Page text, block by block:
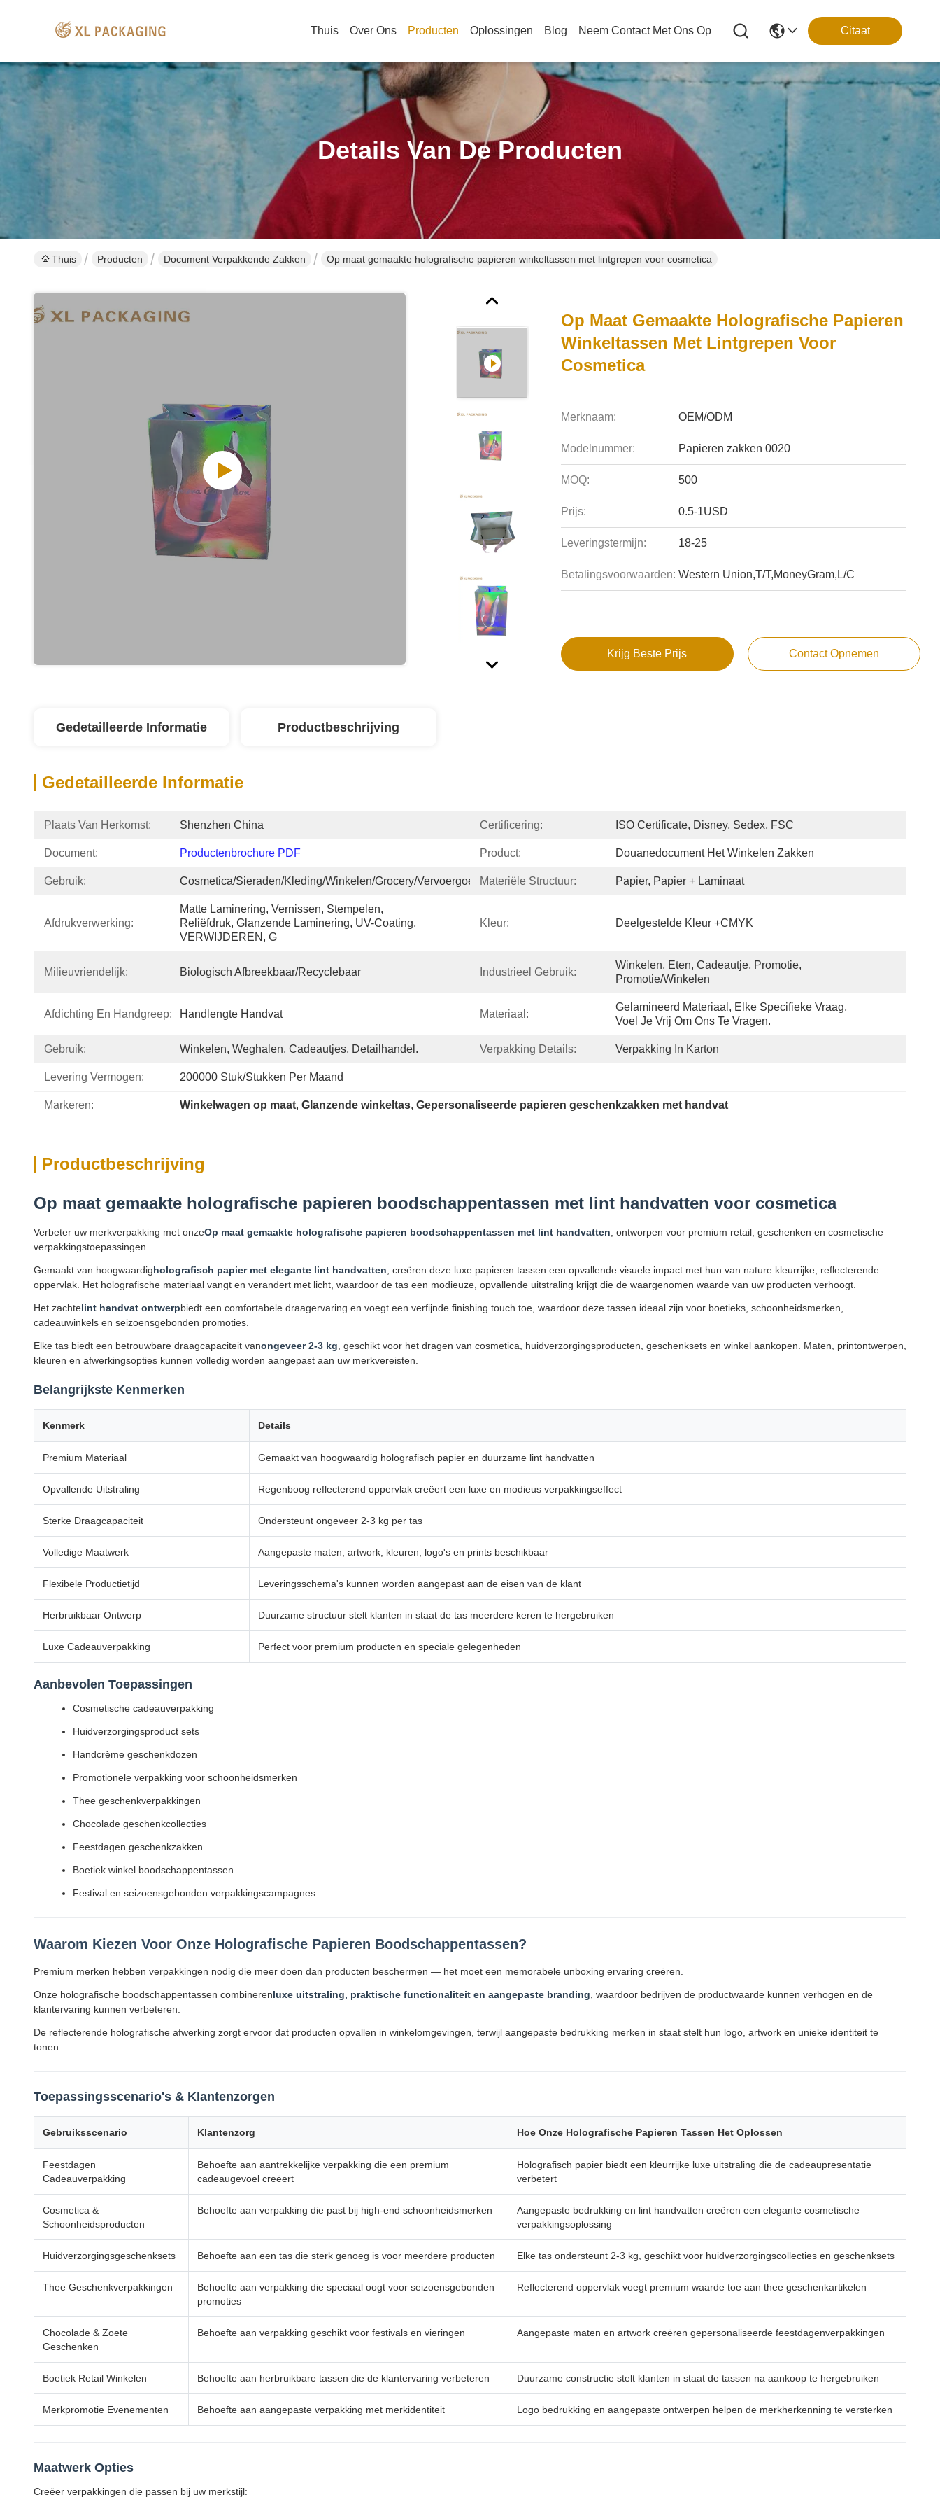
Thuis Over Ons Producten Oplossingen Blog Neem Contact Met Ons Op Citaat
Details Van De Producten
Thuis Producten Document Verpakkende Zakken Op maat gemaakte holografische papieren winkeltassen met lintgrepen voor cosmetica
Op Maat Gemaakte Holografische Papieren
Winkeltassen Met Lintgrepen Voor
Cosmetica
Merknaam: OEM/ODM
Modelnummer: Papieren zakken 0020
MOQ: 500
Prijs: 0.5-1USD
Leveringstermijn: 18-25
Betalingsvoorwaarden: Western Union,T/T,MoneyGram,L/C
Krijg Beste Prijs Contact Opnemen
Gedetailleerde Informatie Productbeschrijving
Gedetailleerde Informatie
Plaats Van Herkomst: Shenzhen China Certificering: ISO Certificate, Disney, Sedex, FSC
Document: Productenbrochure PDF Product: Douanedocument Het Winkelen Zakken
Gebruik: Cosmetica/Sieraden/Kleding/Winkelen/Grocery/VervoergoederenMateriële Structuur: Papier, Papier + Laminaat
Afdrukverwerking:
Matte Laminering, Vernissen, Stempelen,
Reliëfdruk, Glanzende Laminering, UV-Coating,
VERWIJDEREN, G
Kleur: Deelgestelde Kleur +CMYK
Milieuvriendelijk: Biologisch Afbreekbaar/recyclebaar Industrieel Gebruik:
Winkelen, Eten, Cadeautje, Promotie,
Promotie/winkelen
Afdichting En Handgreep: Handlengte Handvat Materiaal:
Gelamineerd Materiaal, Elke Specifieke Vraag,
Voel Je Vrij Om Ons Te Vragen.
Gebruik: Winkelen, Weghalen, Cadeautjes, Detailhandel. Verpakking Details: Verpakking In Karton
Levering Vermogen: 200000 Stuk/Stukken Per Maand
Markeren: Winkelwagen op maat, Glanzende winkeltas, Gepersonaliseerde papieren geschenkzakken met handvat
Productbeschrijving
Op maat gemaakte holografische papieren boodschappentassen met lint handvatten voor cosmetica
Verbeter uw merkverpakking met onzeOp maat gemaakte holografische papieren boodschappentassen met lint handvatten , ontworpen voor premium retail, geschenken en cosmetische
verpakkingstoepassingen.
Gemaakt van hoogwaardigholografisch papier met elegante lint handvatten , creëren deze luxe papieren tassen een opvallende visuele impact met hun van nature kleurrijke, reflecterende
oppervlak. Het holografische materiaal vangt en verandert met licht, waardoor de tas een modieuze, opvallende uitstraling krijgt die de waargenomen waarde van uw producten verhoogt.
Het zachtelint handvat ontwerpbiedt een comfortabele draagervaring en voegt een verfijnde finishing touch toe, waardoor deze tassen ideaal zijn voor boetieks, schoonheidsmerken,
cadeauwinkels en seizoensgebonden promoties.
Elke tas biedt een betrouwbare draagcapaciteit vanongeveer 2-3 kg , geschikt voor het dragen van cosmetica, huidverzorgingsproducten, geschenksets en winkel aankopen. Maten, printontwerpen,
kleuren en afwerkingsopties kunnen volledig worden aangepast aan uw merkvereisten.
Belangrijkste Kenmerken
Kenmerk Details
Premium Materiaal Gemaakt van hoogwaardig holografisch papier en duurzame lint handvatten
Opvallende Uitstraling Regenboog reflecterend oppervlak creëert een luxe en modieus verpakkingseffect
Sterke Draagcapaciteit Ondersteunt ongeveer 2-3 kg per tas
Volledige Maatwerk Aangepaste maten, artwork, kleuren, logo's en prints beschikbaar
Flexibele Productietijd Leveringsschema's kunnen worden aangepast aan de eisen van de klant
Herbruikbaar Ontwerp Duurzame structuur stelt klanten in staat de tas meerdere keren te hergebruiken
Luxe Cadeauverpakking Perfect voor premium producten en speciale gelegenheden
Aanbevolen Toepassingen
Cosmetische cadeauverpakking
Huidverzorgingsproduct sets
Handcrème geschenkdozen
Promotionele verpakking voor schoonheidsmerken
Thee geschenkverpakkingen
Chocolade geschenkcollecties
Feestdagen geschenkzakken
Boetiek winkel boodschappentassen
Festival en seizoensgebonden verpakkingscampagnes
Waarom Kiezen Voor Onze Holografische Papieren Boodschappentassen?
Premium merken hebben verpakkingen nodig die meer doen dan producten beschermen — het moet een memorabele unboxing ervaring creëren.
Onze holografische boodschappentassen combinerenluxe uitstraling, praktische functionaliteit en aangepaste branding , waardoor bedrijven de productwaarde kunnen verhogen en de
klantervaring kunnen verbeteren.
De reflecterende holografische afwerking zorgt ervoor dat producten opvallen in winkelomgevingen, terwijl aangepaste bedrukking merken in staat stelt hun logo, artwork en unieke identiteit te
tonen.
Toepassingsscenario's & Klantenzorgen
Gebruiksscenario Klantenzorg Hoe Onze Holografische Papieren Tassen Het Oplossen
Feestdagen
Cadeauverpakking
Behoefte aan aantrekkelijke verpakking die een premium
cadeaugevoel creëert
Holografisch papier biedt een kleurrijke luxe uitstraling die de cadeaupresentatie
verbetert
Cosmetica &
Schoonheidsproducten
Behoefte aan verpakking die past bij high-end schoonheidsmerken
Aangepaste bedrukking en lint handvatten creëren een elegante cosmetische
verpakkingsoplossing
Huidverzorgingsgeschenksets Behoefte aan een tas die sterk genoeg is voor meerdere producten Elke tas ondersteunt 2-3 kg, geschikt voor huidverzorgingscollecties en geschenksets
Thee Geschenkverpakkingen
Behoefte aan verpakking die speciaal oogt voor seizoensgebonden
promoties
Reflecterend oppervlak voegt premium waarde toe aan thee geschenkartikelen
Chocolade & Zoete
Geschenken
Behoefte aan verpakking geschikt voor festivals en vieringen Aangepaste maten en artwork creëren gepersonaliseerde feestdagenverpakkingen
Boetiek Retail Winkelen Behoefte aan herbruikbare tassen die de klantervaring verbeteren Duurzame constructie stelt klanten in staat de tassen na aankoop te hergebruiken
Merkpromotie Evenementen Behoefte aan aangepaste verpakking met merkidentiteit Logo bedrukking en aangepaste ontwerpen helpen de merkherkenning te versterken
Maatwerk Opties
Creëer verpakkingen die passen bij uw merkstijl: